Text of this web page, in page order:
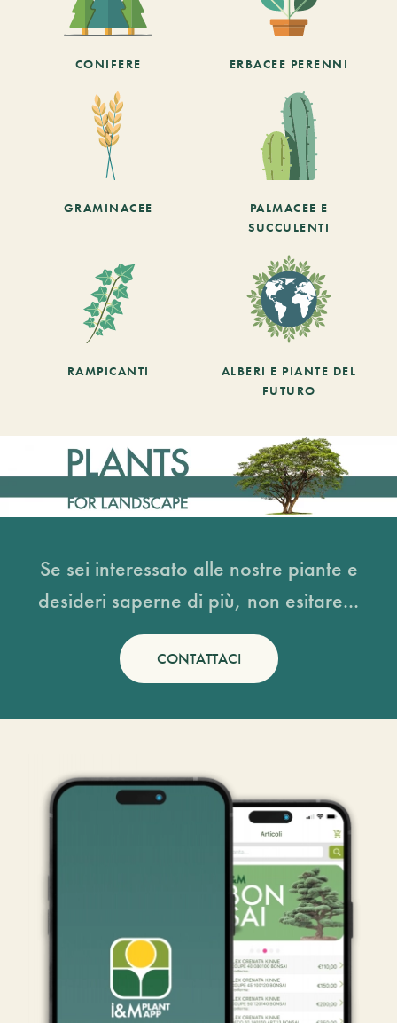
CONIFERE ERBACEE PERENNI
GRAMINACEE
PALMACEE E
SUCCULENTI
RAMPICANTI
ALBERI E PIANTE DEL
FUTURO
Se sei interessato alle nostre piante e
desideri saperne di più, non esitare...
CONTATTACI